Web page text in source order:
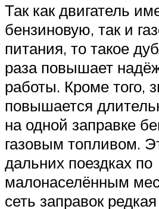
Так как двигатель
бензиновую, так и
питания, то такое
раза повышает
работы. Кроме того,
повышается
на одной заправке
газовым топливом.
дальних поездках по
малонаселённым
сеть заправок